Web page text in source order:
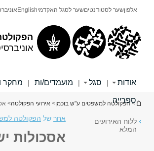
אלפוןשער לסטודנטיםשער לסגל האקדמיEnglish
אודות | סגל | מועמדים/ות | מחקר
ספרייה
הינך נמצא כאן
> הפקולטה למשפטים ע"ש בוכמן> אירועי הפקולטה>
ללוח האירועים
המלא
אחר של הפקולטה
אסכולות